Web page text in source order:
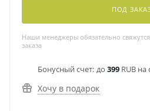
ПОД
Наши менеджеры обязательно
заказа
Бонусный счет: до 399 RUB на
Хочу в подарок